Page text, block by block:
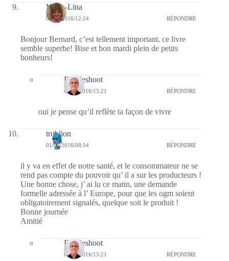
Maria-Lina
01/03/2016/12:24 RÉPONDRE
Bonjour Bernard, c’est tellement important, ce livre
semble superbe! Bise et bon mardi plein de petits
bonheurs!
Bernieshoot
04/03/2016/15:21 RÉPONDRE
oui je pense qu’il reflète ta façon de vivre
trublion
01/03/2016/08:54 RÉPONDRE
il y va en effet de notre santé, et le consommateur ne se
rend pas compte du pouvoir qu’ il a sur les producteurs !
Une bonne chose, j’ ai lu ce matin, une demande
formelle adressée à l’ Europe, pour que les ogm soient
obligatoirement signalés, quelque soit le produit !
Bonne journée
Amitié
Bernieshoot
04/03/2016/15:21 RÉPONDRE